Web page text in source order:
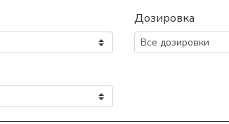
Дозировка